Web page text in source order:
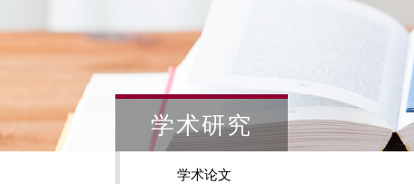
学术研究
学术论文